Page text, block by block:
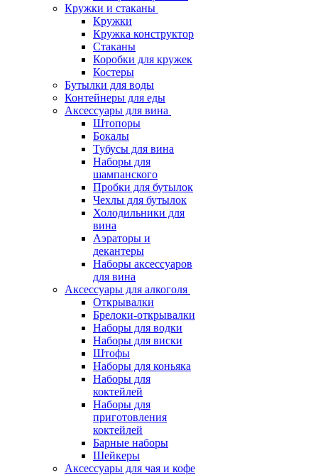
Кружки и стаканы
Кружки
Кружка конструктор
Стаканы
Коробки для кружек
Костеры
Бутылки для воды
Контейнеры для еды
Аксессуары для вина
Штопоры
Бокалы
Тубусы для вина
Наборы для
шампанского
Пробки для бутылок
Чехлы для бутылок
Холодильники для
вина
Аэраторы и
декантеры
Наборы аксессуаров
для вина
Аксессуары для алкоголя
Открывалки
Брелоки-открывалки
Наборы для водки
Наборы для виски
Штофы
Наборы для коньяка
Наборы для
коктейлей
Наборы для
приготовления
коктейлей
Барные наборы
Шейкеры
Аксессуары для чая и кофе